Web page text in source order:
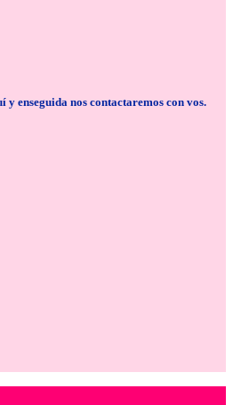
enseguida nos contactaremos con vos.